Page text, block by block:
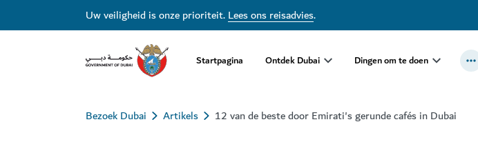
Uw veiligheid is onze prioriteit.Lees ons reisadvies.
Startpagina Ontdek Dubai Dingen om te doen
Bezoek Dubai Artikels 12 van de beste door Emirati's gerunde cafés in Dubai